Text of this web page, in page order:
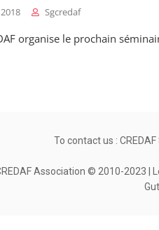
Sgcredaf
organise le prochain
To contact us :
Association © 2010-2023 |